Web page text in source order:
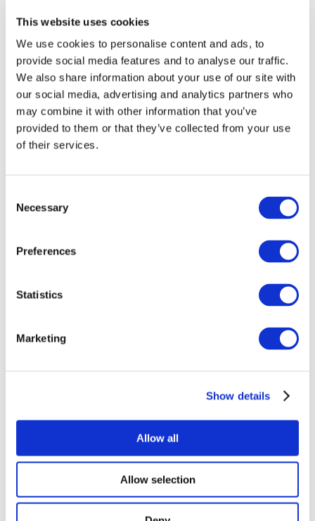
This website uses cookies
We use cookies to personalise content and ads, to
provide social media features and to analyse our traffic.
We also share information about your use of our site with
our social media, advertising and analytics partners who
may combine it with other information that you’ve
provided to them or that they’ve collected from your use
of their services.
Selection
Necessary
Preferences
Statistics
Marketing
Show details
Allow all
Allow selection
Творческий вечер
Наше спецпредложение
Применить